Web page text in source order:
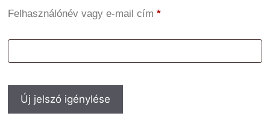
Felhasználónév vagy e-mail cím *
Új jelszó igénylése